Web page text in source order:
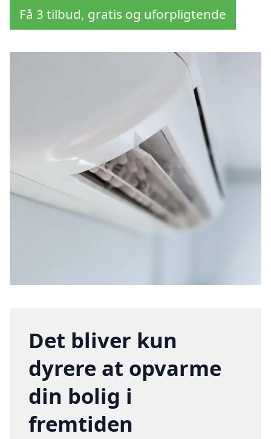
Få 3 tilbud, gratis og uforpligtende
Det bliver kun
dyrere at opvarme
din bolig i
fremtiden